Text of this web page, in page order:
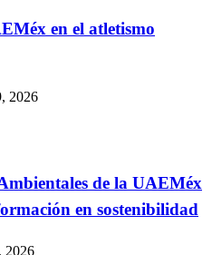
en el atletismo
2026
de la UAEMéx
en sostenibilidad
2026